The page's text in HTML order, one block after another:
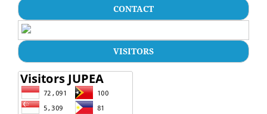
CONTACT
VISITORS